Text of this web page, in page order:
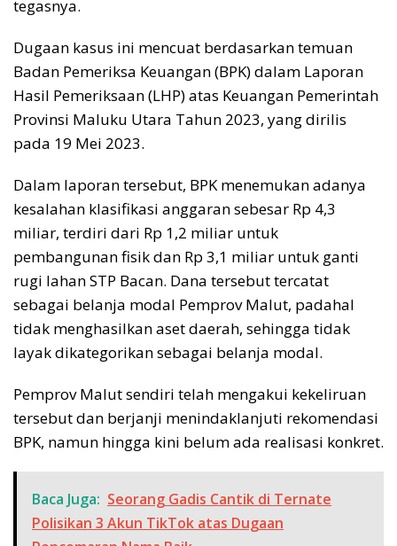
tegasnya.
Dugaan kasus ini mencuat berdasarkan temuan
Badan Pemeriksa Keuangan (BPK) dalam Laporan
Hasil Pemeriksaan (LHP) atas Keuangan Pemerintah
Provinsi Maluku Utara Tahun 2023, yang dirilis
pada 19 Mei 2023.
Dalam laporan tersebut, BPK menemukan adanya
kesalahan klasifikasi anggaran sebesar Rp 4,3
miliar, terdiri dari Rp 1,2 miliar untuk
pembangunan fisik dan Rp 3,1 miliar untuk ganti
rugi lahan STP Bacan. Dana tersebut tercatat
sebagai belanja modal Pemprov Malut, padahal
tidak menghasilkan aset daerah, sehingga tidak
layak dikategorikan sebagai belanja modal.
Pemprov Malut sendiri telah mengakui kekeliruan
tersebut dan berjanji menindaklanjuti rekomendasi
BPK, namun hingga kini belum ada realisasi konkret.
Baca Juga: Seorang Gadis Cantik di Ternate
Polisikan 3 Akun TikTok atas Dugaan